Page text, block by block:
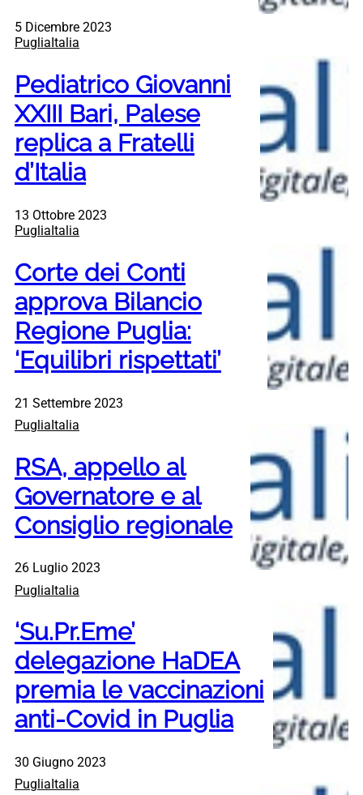
5 Dicembre 2023
PugliaItalia
Pediatrico Giovanni
XXIII Bari, Palese
replica a Fratelli
d’Italia
13 Ottobre 2023
PugliaItalia
Corte dei Conti
approva Bilancio
Regione Puglia:
‘Equilibri rispettati’
21 Settembre 2023
PugliaItalia
RSA, appello al
Governatore e al
Consiglio regionale
26 Luglio 2023
PugliaItalia
‘Su.Pr.Eme’
delegazione HaDEA
premia le vaccinazioni
anti-Covid in Puglia
30 Giugno 2023
PugliaItalia